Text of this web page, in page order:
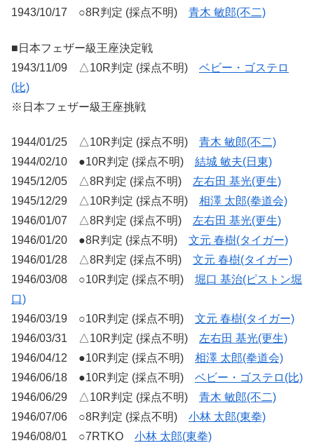
1943/10/17 ○8R判定 (採点不明) 青木 敏郎(不二)
■日本フェザー級王座決定戦
1943/11/09 △10R判定 (採点不明) ベビー・ゴステロ
(比)
※日本フェザー級王座挑戦
1944/01/25 △10R判定 (採点不明) 青木 敏郎(不二)
1944/02/10 ●10R判定 (採点不明) 結城 敏夫(日東)
1945/12/05 △8R判定 (採点不明) 左右田 基光(更生)
1945/12/29 △10R判定 (採点不明) 相澤 太郎(拳道会)
1946/01/07 △8R判定 (採点不明) 左右田 基光(更生)
1946/01/20 ●8R判定 (採点不明) 文元 春樹(タイガー)
1946/01/28 △8R判定 (採点不明) 文元 春樹(タイガー)
1946/03/08 ○10R判定 (採点不明) 堀口 基治(ピストン堀
口)
1946/03/19 ○10R判定 (採点不明) 文元 春樹(タイガー)
1946/03/31 △10R判定 (採点不明) 左右田 基光(更生)
1946/04/12 ●10R判定 (採点不明) 相澤 太郎(拳道会)
1946/06/18 ●10R判定 (採点不明) ベビー・ゴステロ(比)
1946/06/29 △10R判定 (採点不明) 青木 敏郎(不二)
1946/07/06 ○8R判定 (採点不明) 小林 太郎(東拳)
1946/08/01 ○7RTKO 小林 太郎(東拳)